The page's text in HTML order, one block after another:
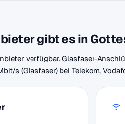
gibt es in
verfügbar. Glasfaser-
s (Glasfaser) bei Telekom,